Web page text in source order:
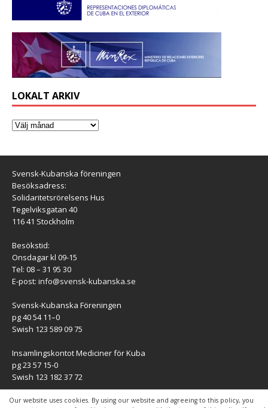
Our website uses cookies. By using our website and agreeing to this policy, you
LOKALT ARKIV
Svensk-Kubanska föreningen
Besöksadress:
Solidaritetsrörelsens Hus
Tegelviksgatan 40
116 41 Stockholm
Besökstid:
Onsdagar kl 09-15
Tel: 08 – 31 95 30
E-post: info@svensk-kubanska.se
Svensk-Kubanska Föreningen
pg 40 54 11–0
Swish 123 589 09 75
Insamlingskontot Mediciner för Kuba
pg 23 57 15-0
Swish 123 182 37 72
KONTAKT